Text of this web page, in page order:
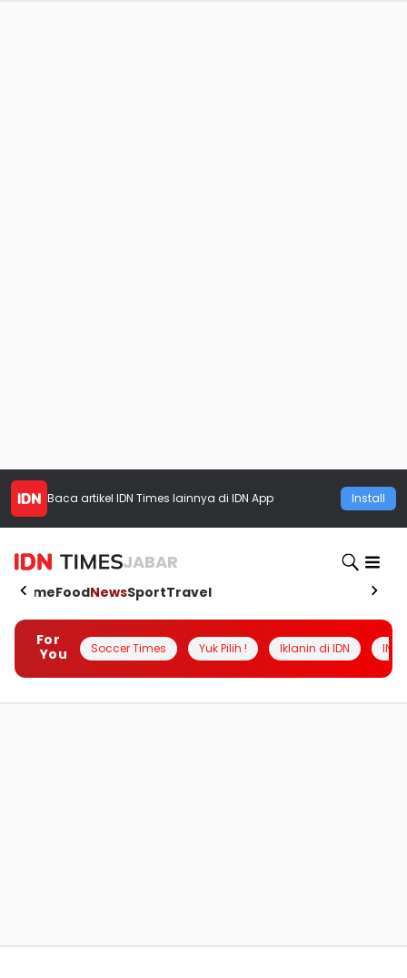
Baca artikel IDN Times lainnya di IDN App Install
JABAR
HomeFoodNewsSportTravel
For
You
Soccer Times Yuk Pilih ! Iklanin di IDN